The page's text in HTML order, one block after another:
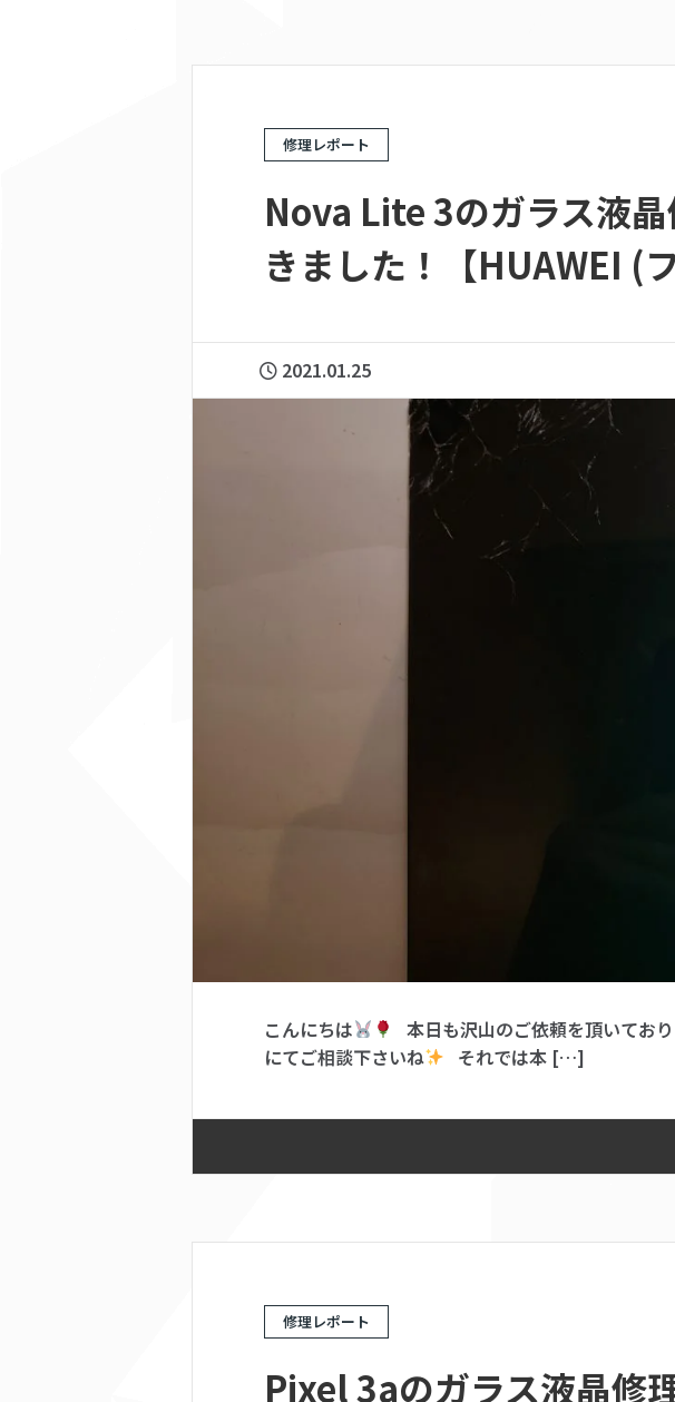
修理レポート
Nova Lite 3のガラス液
きました！【HUAWEI (
2021.01.25
こんにちは
本日も沢山のご依頼を頂いてお
にてご相談下さいね
それでは本 […]
修理レポート
Pixel 3aのガラス液晶修